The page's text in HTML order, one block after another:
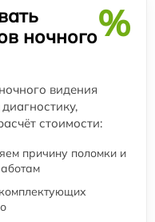
ночного%
видения
стоимости:
причину поломки и